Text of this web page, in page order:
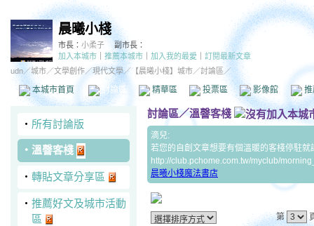
晨曦小棧
市長： 小柔子
副市長：
加入本城市
推薦本城市 加入我的最愛
訂閱最新文章
udn／城市／文學創作／現代文學／【晨曦小棧】城市／討論區／
本城市首頁 討論區 精華區 投票區 影像館
‧ 所有討論版
‧ 溫韾客棧
‧ 轉貼文章分享區
‧ 推薦好文及城市活動
區
討論區／溫韾客棧
滴兒:
若您的自創文章想要有個溫暖的客棧停駐
http://club.pchome.com.tw/myclub/
晨曦小棧魔法書店
第